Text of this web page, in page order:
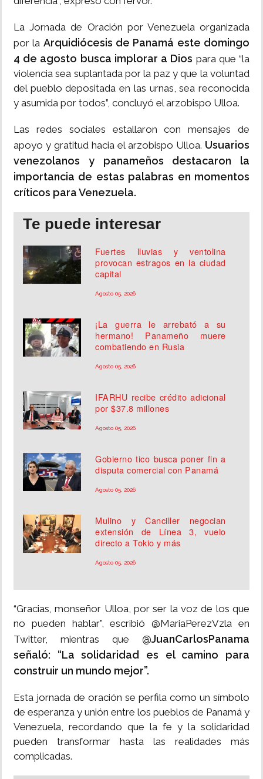
La Jornada de Oración por Venezuela organizada
por la Arquidiócesis de Panamá este domingo
4 de agosto busca implorar a Dios para que “la
violencia sea suplantada por la paz y que la voluntad
del pueblo depositada en las urnas, sea reconocida
y asumida por todos”, concluyó el arzobispo Ulloa.
Las redes sociales estallaron con mensajes de
apoyo y gratitud hacia el arzobispo Ulloa. Usuarios
venezolanos y panameños destacaron la
importancia de estas palabras en momentos
críticos para Venezuela.
Te puede interesar
Fuertes lluvias y ventolina
provocan estragos en la ciudad
capital
Agosto 05, 2026
¡La guerra le arrebató a su
hermano! Panameño muere
combatiendo en Rusia
Agosto 05, 2026
IFARHU recibe crédito adicional
por $37.8 millones
Agosto 05, 2026
Gobierno tico busca poner fin a
disputa comercial con Panamá
Agosto 05, 2026
Mulino y Canciller negocian
extensión de Línea 3, vuelo
directo a Tokio y más
Agosto 05, 2026
“Gracias, monseñor Ulloa, por ser la voz de los que
no pueden hablar”, escribió @MariaPerezVzla en
Twitter, mientras que @JuanCarlosPanama
señaló: “La solidaridad es el camino para
construir un mundo mejor”.
Esta jornada de oración se perfila como un símbolo
de esperanza y unión entre los pueblos de Panamá y
Venezuela, recordando que la fe y la solidaridad
pueden transformar hasta las realidades más
complicadas.